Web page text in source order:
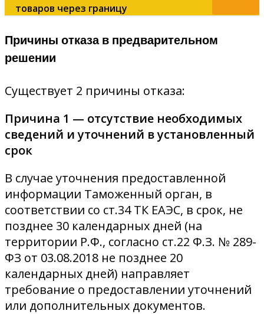
товаров через границу
Причины отказа в предварительном
решении
Существует 2 причины отказа:
Причина 1 — отсутствие необходимых
сведений и уточнений в установленный
срок
В случае уточнения предоставленной
информации Таможенный орган, в
соответствии со ст.34 ТК ЕАЭС, в срок, не
позднее 30 календарных дней (на
территории Р.Ф., согласно ст.22 Ф.З. № 289-
ФЗ от 03.08.2018 не позднее 20
календарных дней) направляет
требование о предоставлении уточнений
или дополнительных документов.